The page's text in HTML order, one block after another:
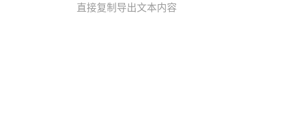
直接复制导出文本内容